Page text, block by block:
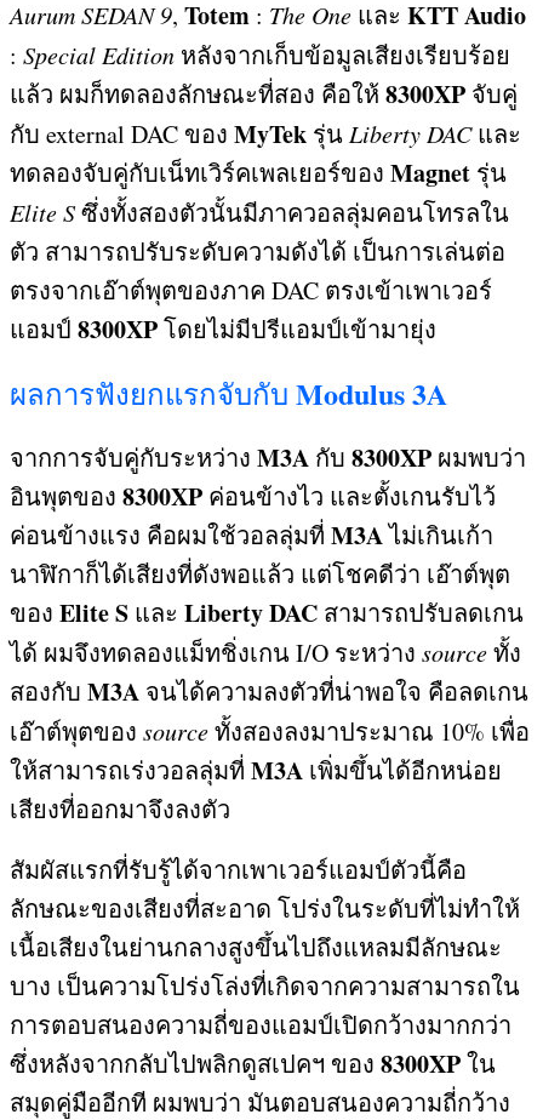
Aurum SEDAN 9, Totem : The One และ KTT Audio
: Special Edition หลังจากเก็บข้อมูลเสียงเรียบร้อย
แล้ว ผมก็ทดลองลักษณะที่สอง คือให้ 8300XP จับคู่
กับ external DAC ของ MyTek รุ่น Liberty DAC และ
ทดลองจับคู่กับเน็ทเวิร์คเพลเยอร์ของ Magnet รุ่น
Elite Sซึ่งทั้งสองตัวนั้นมีภาควอลลุ่มคอนโทรลใน
ตัว สามารถปรับระดับความดังได้ เป็นการเล่นต่อ
ตรงจากเอ๊าต์พุตของภาค DAC ตรงเข้าเพาเวอร์
แอมป์ 8300XPโดยไม่มีปรีแอมป์เข้ามายุ่ง
ผลการฟังยกแรกจับกับ Modulus 3A
จากการจับคู่กับระหว่าง M3A กับ 8300XP ผมพบว่า
อินพุตของ 8300XP ค่อนข้างไว และตั้งเกนรับไว้
ค่อนข้างแรง คือผมใช้วอลลุ่มที่ M3Aไม่เกินเก้า
นาฬิกาก็ได้เสียงที่ดังพอแล้ว แต่โชคดีว่า เอ๊าต์พุต
ของ Elite S และ Liberty DAC สามารถปรับลดเกน
ได้ ผมจึงทดลองแม็ทชิ่งเกนI/O ระหว่าง sourceทั้ง
สองกับ M3A จนได้ความลงตัวที่น่าพอใจ คือลดเกน
เอ๊าต์พุตของ sourceทั้งสองลงมาประมาณ 10% เพื่อ
ให้สามารถเร่งวอลลุ่มที่ M3A เพิ่มขึ้นได้อีกหน่อย
เสียงที่ออกมาจึงลงตัว
สัมผัสแรกที่รับรู้ได้จากเพาเวอร์แอมป์ตัวนี้คือ
ลักษณะของเสียงที่สะอาด โปร่งในระดับที่ไม่ทำให้
เนื้อเสียงในย่านกลางสูงขึ้นไปถึงแหลมมีลักษณะ
บาง เป็นความโปร่งโล่งที่เกิดจากความสามารถใน
การตอบสนองความถี่ของแอมป์เปิดกว้างมากกว่า
ซึ่งหลังจากกลับไปพลิกดูสเปคฯ ของ 8300XPใน
สมุดคู่มืออีกที ผมพบว่า มันตอบสนองความถี่กว้าง